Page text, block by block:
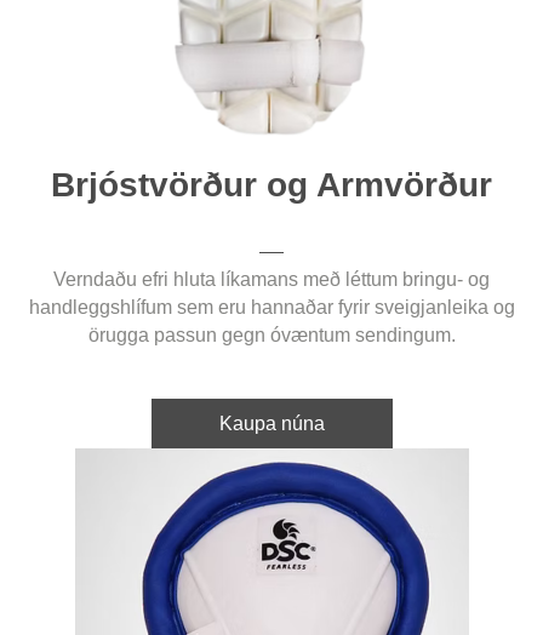
Brjóstvörður og Armvörður
Verndaðu efri hluta líkamans með léttum bringu- og
handleggshlífum sem eru hannaðar fyrir sveigjanleika og
örugga passun gegn óvæntum sendingum.
Kaupa núna